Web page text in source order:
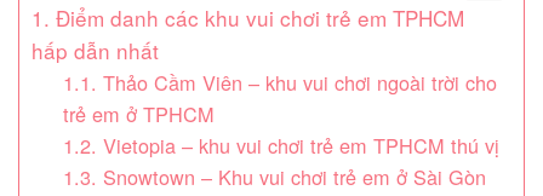
1. Điểm danh các khu vui chơi trẻ em TPHCM
hấp dẫn nhất
1.1. Thảo Cầm Viên – khu vui chơi ngoài trời cho
trẻ em ở TPHCM
1.2. Vietopia – khu vui chơi trẻ em TPHCM thú vị
1.3. Snowtown – Khu vui chơi trẻ em ở Sài Gòn